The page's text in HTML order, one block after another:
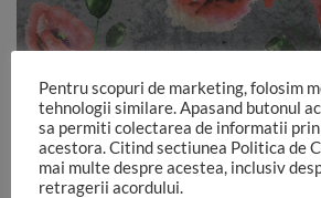
Pentru scopuri de marketing, folosim
tehnologii similare. Apasand butonul
sa permiti colectarea de informatii
acestora. Citind sectiunea Politica de
mai multe despre acestea, inclusiv
retragerii acordului.